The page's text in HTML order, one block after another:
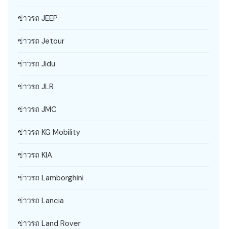
ข่าวรถ JEEP
ข่าวรถ Jetour
ข่าวรถ Jidu
ข่าวรถ JLR
ข่าวรถ JMC
ข่าวรถ KG Mobility
ข่าวรถ KIA
ข่าวรถ Lamborghini
ข่าวรถ Lancia
ข่าวรถ Land Rover